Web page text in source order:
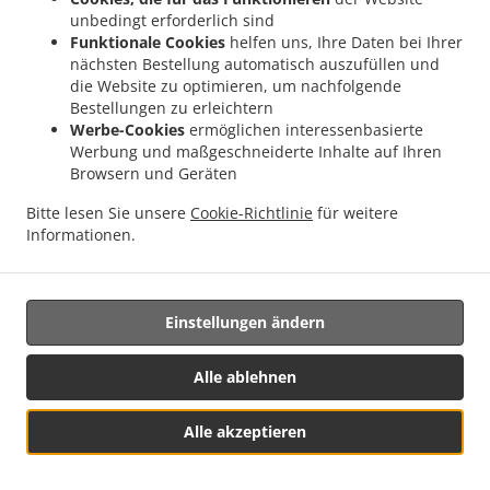
unbedingt erforderlich sind
Funktionale Cookies helfen uns, Ihre Daten bei Ihrer
nächsten Bestellung automatisch auszufüllen und
die Website zu optimieren, um nachfolgende
Bestellungen zu erleichtern
Werbe-Cookies ermöglichen interessenbasierte
Werbung und maßgeschneiderte Inhalte auf Ihren
Browsern und Geräten
Bitte lesen Sie unsere Cookie-Richtlinie für weitere
Informationen.
Alle akzeptieren
Alle ablehnen
Einstellungen ändern
Forschungszwecken oder zu statistischen Zwecken
verarbeitet, so hat die betroffene Person das Recht, aus
Gründen die sich auf ihre persönliche Situation beziehen,
der Verarbeitung personenbezogener Daten zu
widersprechen, es sei denn, die Verarbeitung ist für die
Ausführung einer Aufgabe erforderlich, die aus Gründen
des öffentlichen Interesses ausgeführt wird.
15. Automatisierte individuelle Entscheidungsfindung,
einschließlich Profilerstellung
15.1. Die betroffene Person hat das Recht, keiner
Entscheidung zu unterliegen, die ausschließlich auf einer
automatisierten Verarbeitung, einschließlich
Profilerstellung, beruht und rechtliche Auswirkungen auf
sie hat oder sie in ähnlicher Weise erheblich beeinflusst.
15.2. Absatz 15.1. gilt nicht, wenn die Entscheidung:
(a) erforderlich ist, um einen Vertrag zwischen der
Menü & Bestellen